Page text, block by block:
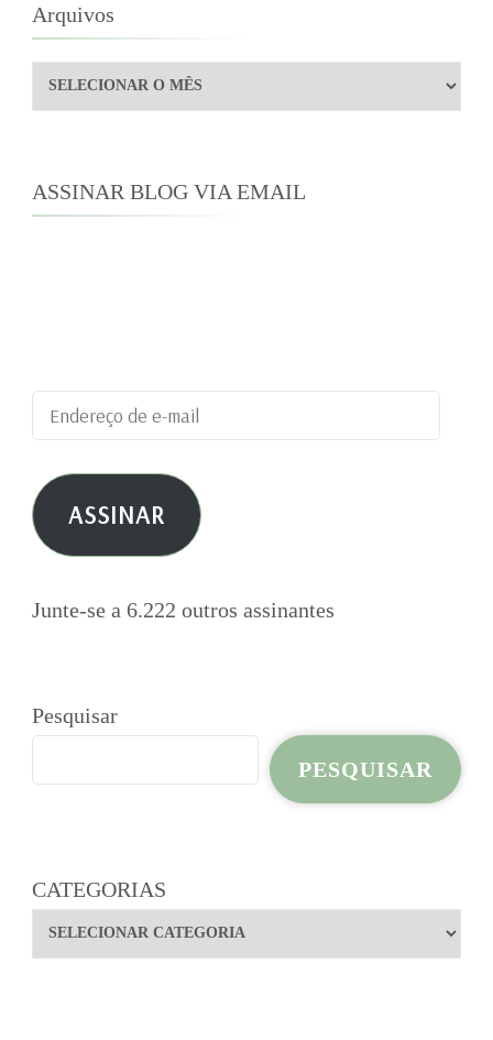
Arquivos
Arquivos
ASSINAR BLOG VIA EMAIL
Endereço
de
e-
mail ASSINAR
Junte-se a 6.222 outros assinantes
Pesquisar
PESQUISAR
CATEGORIAS